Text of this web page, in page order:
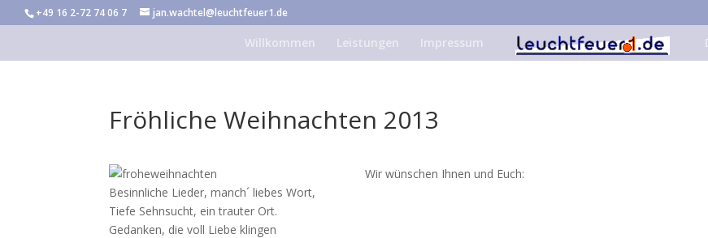
+49 16 2-72 74 06 7 jan.wachtel@leuchtfeuer1.de
Willkommen Leistungen Impressum
Fröhliche Weihnachten 2013
Wir wünschen Ihnen und Euch:
Besinnliche Lieder, manch´ liebes Wort,
Tiefe Sehnsucht, ein trauter Ort.
Gedanken, die voll Liebe klingen